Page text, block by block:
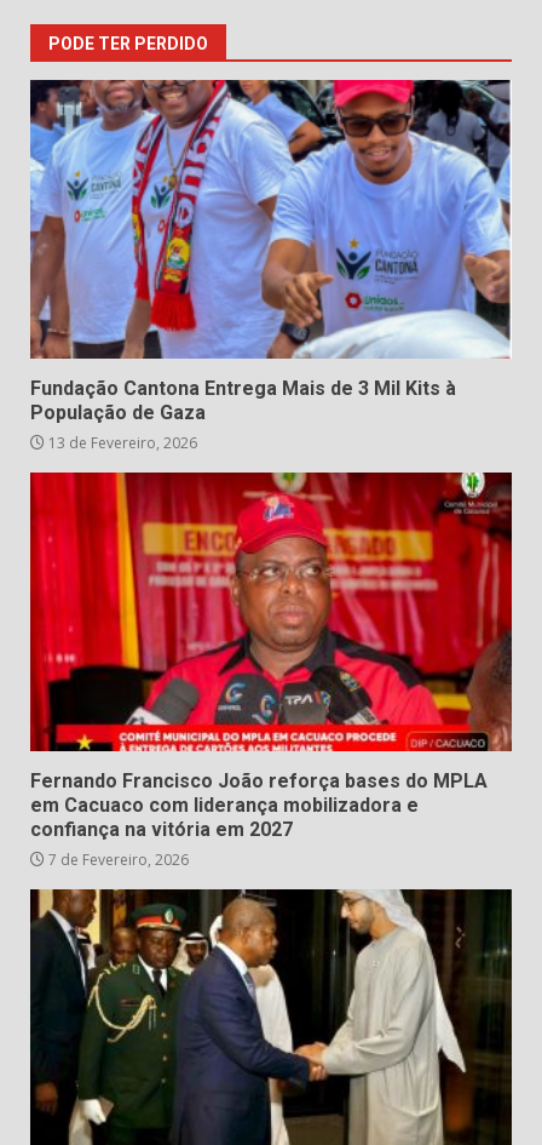
PODE TER PERDIDO
Fundação Cantona Entrega Mais de 3 Mil Kits à
População de Gaza
13 de Fevereiro, 2026
Fernando Francisco João reforça bases do MPLA
em Cacuaco com liderança mobilizadora e
confiança na vitória em 2027
7 de Fevereiro, 2026